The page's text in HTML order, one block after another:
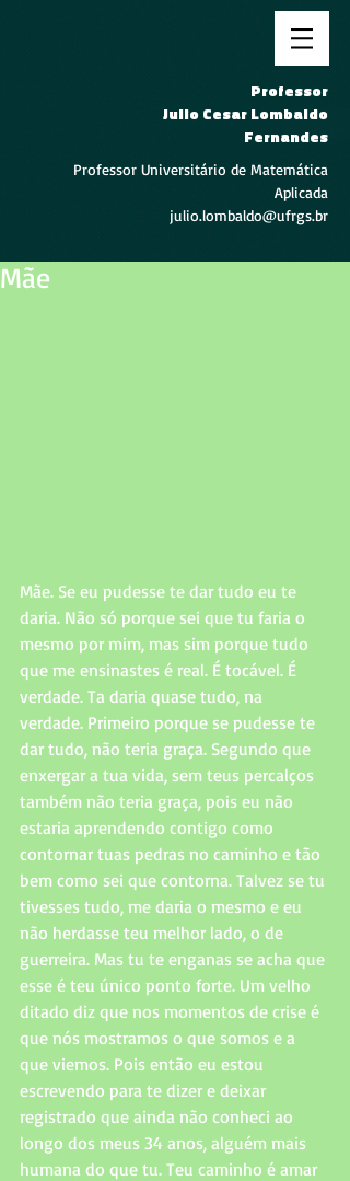
Professor
Julio Cesar Lombaldo
Fernandes
Professor Universitário de Matemática
Aplicada
julio.lombaldo@ufrgs.br
Mãe
Mãe. Se eu pudesse te dar tudo eu te
daria. Não só porque sei que tu faria o
mesmo por mim, mas sim porque tudo
que me ensinastes é real. É tocável. É
verdade. Ta daria quase tudo, na
verdade. Primeiro porque se pudesse te
dar tudo, não teria graça. Segundo que
enxergar a tua vida, sem teus percalços
também não teria graça, pois eu não
estaria aprendendo contigo como
contornar tuas pedras no caminho e tão
bem como sei que contorna. Talvez se tu
tivesses tudo, me daria o mesmo e eu
não herdasse teu melhor lado, o de
guerreira. Mas tu te enganas se acha que
esse é teu único ponto forte. Um velho
ditado diz que nos momentos de crise é
que nós mostramos o que somos e a
que viemos. Pois então eu estou
escrevendo para te dizer e deixar
registrado que ainda não conheci ao
longo dos meus 34 anos, alguém mais
humana do que tu. Teu caminho é amar